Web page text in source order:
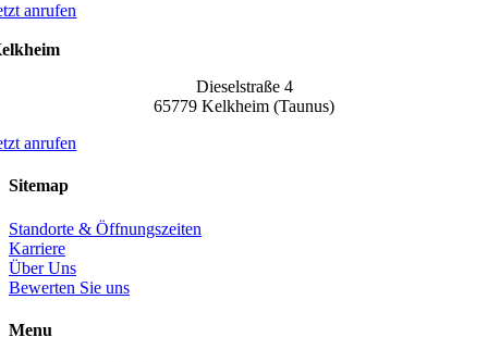
anrufen
Dieselstraße 4
65779 Kelkheim (Taunus)
anrufen
Sitemap
Standorte & Öffnungszeiten
Karriere
Über Uns
Bewerten Sie uns
Menu